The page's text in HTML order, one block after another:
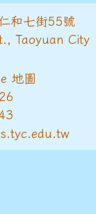
和七街55號
Taoyuan City
地圖